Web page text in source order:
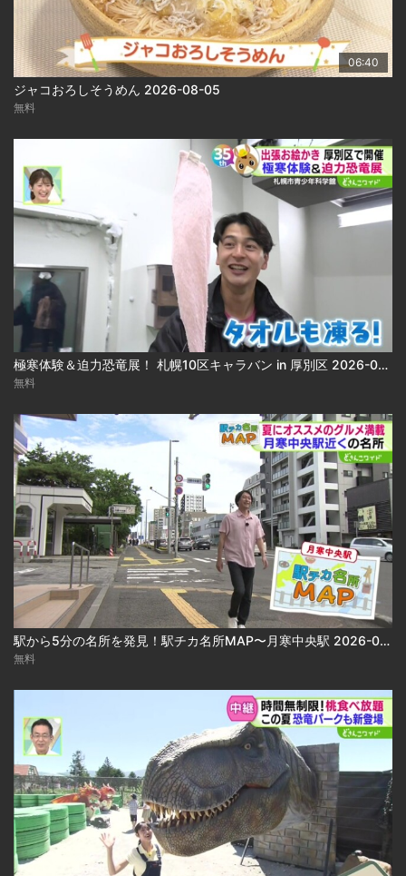
06:40
ジャコおろしそうめん 2026-08-05
無料
極寒体験＆迫力恐竜展！ 札幌10区キャラバン in 厚別区 2026-08-05
無料
駅から5分の名所を発見！駅チカ名所MAP〜月寒中央駅 2026-08-05
無料